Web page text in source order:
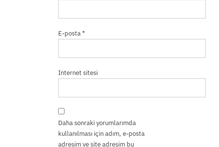
E-posta*
İnternet sitesi
Daha sonraki yorumlarımda
kullanılması için adım, e-posta
adresim ve site adresim bu